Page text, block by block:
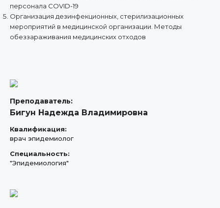
персонала COVID-19
Организация дезинфекционных, стерилизационных
мероприятий в медицинской организации. Методы
обеззараживания медицинских отходов
Преподаватель:
Бигун Надежда Владимировна
Квалификация:
врач эпидемиолог
Специальность:
"Эпидемиология"